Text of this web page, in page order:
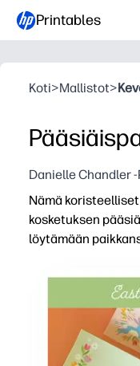
Printables
Koti>Mallistot>
Danielle Chandler
Nämä
kosketuksen
löytämään
Voit tulostaa ja
Voit
Pidät
Tulostat